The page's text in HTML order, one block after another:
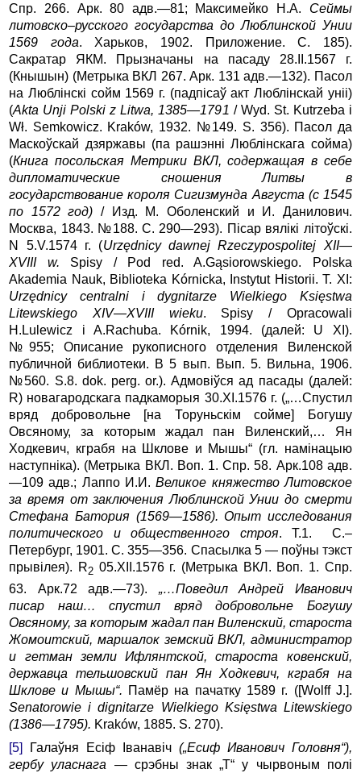
Спр. 266. Арк. 80 адв.—81; Максимейко Н.А. Сеймы
литовско–русского государства до Люблинской Унии
1569 года. Харьков, 1902. Приложение. С. 185).
Сакратар ЯКМ. Прызначаны на пасаду 28.II.1567 г.
(Кнышын) (Метрыка ВКЛ 267. Арк. 131 адв.—132). Пасол
на Люблiнскi сойм 1569 г. (падпiсаў акт Люблiнскай унii)
(Akta Unji Polski z Litwa, 1385—1791 / Wyd. St. Kutrzeba i
Wł. Semkowicz. Kraków, 1932. №149. S. 356). Пасол да
Маскоўскай дзяржавы (па рашэнні Люблінскага сойма)
(Книга посольская Метрики ВКЛ, содержащая в себе
дипломатические сношения Литвы в
государствование короля Сигизмунда Августа (с 1545
по 1572 год) / Изд. М. Оболенский и И. Данилович.
Москва, 1843. №188. С. 290—293). Пiсар вялiкi літоўскі.
N 5.V.1574 г. (Urzędnicy dawnej Rzeczypospolitej XII—
XVIII w. Spisy / Pod red. A.Gąsiorowskiego. Polska
Akademia Nauk, Biblioteka Kórnicka, Instytut Historii. Т. XI:
Urzędnicy centralni i dygnitarze Wielkiego Księstwa
Litewskiego XIV—XVIII wieku. Spisy / Opracowali
H.Lulewicz i A.Rachuba. Kórnik, 1994. (далей: U XI).
№955; Описание рукописного отделения Виленской
публичной библиотеки. В 5 вып. Вып. 5. Вильна, 1906.
№560. S.8. dok. perg. or.). Адмовiўся ад пасады (далей:
R) нoвагарод­скага падкаморыя 30.XI.1576 г. („…Спустил
вряд добровольне [на Торуньскім сойме] Богушу
Овсяному, за которым жадал пан Виленский,… Ян
Ходкевич, кграбя на Шклове и Мышы“ (гл. намінацыю
наступніка). (Метрыка ВКЛ. Воп. 1. Спр. 58. Арк.108 адв.
—109 адв.; Лаппо И.И.Великое княжество Литовское
за время от заключения Люблинской Унии до смерти
Стефана Батория (1569—1586). Опыт исследования
политического и общественного строя. Т.1. С.–
Петербург, 1901. С. 355—356. Спасылка 5 — поўны тэкст
прывілея). R205.XII.1576 г. (Метрыка ВКЛ. Воп. 1. Спр.
63. Арк.72 адв.—73). „…Поведил Андрей Иванович
писар наш… спустил вряд добровольне Богушу
Овсяному, за которым жадал пан Виленский, староста
Жомоитский, маршалок земский ВКЛ, администратор
и гетман земли Ифлянтской, староста ковенский,
державца тельшовский пан Ян Ходкевич, кграбя на
Шклове и Мышы“. Памёр на пачатку 1589 г. ([Wolff J.].
Senato­rowie i dignitarze Wielkiego Księstwa Litewskiego
(1386—1795). Kraków, 1885. S. 270).
[5]
Галаўня Есiф Iванавiч („ЕсифИвановичГоловня“),
гербууласнага —срэбны знак „Т“ у чырвоным полі